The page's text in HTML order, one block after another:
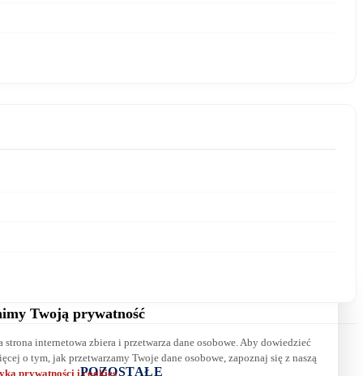
POZOSTAŁE
Twoją prywatność
strona internetowa zbiera i przetwarza dane osobowe. Aby dowiedzieć
o tym, jak przetwarzamy Twoje dane osobowe, zapoznaj się z naszą
prywatności i cookies.
Wyrażam zgodę na przetwarzanie danych. Zapoznaj się z naszą
polityką prywatności.